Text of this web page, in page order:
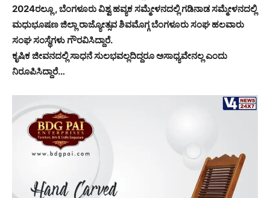
2024ರಲ್ಲೂ , ಬೆಂಗಳೂರು ವಿಶ್ವ ಹವ್ಯಕ ಸಮ್ಮೇಳನದಲ್ಲಿ ಗಡಿನಾಡ ಸಮ್ಮೇಳನದಲ್ಲಿ
ಮಧುಭೂಷಣ ಜಿಲ್ಲಾ ರಾಜ್ಯೋತ್ಸವ ಶಿವಮೊಗ್ಗ ಬೆಂಗಳೂರು ಸಂಘ ಹಲವಾರು
ಸಂಘ ಸಂಸ್ಥೆಗಳು ಗೌರವಿಸಿದ್ದಾರೆ.
ಕೃಷಿಕ ಜೀವನದಲ್ಲಿ ಸಾಧನೆ ಸುಲಭವಲ್ಲದಿದ್ದರೂ ಅಸಾಧ್ಯವೇನಲ್ಲ ಎಂದು
ನಿರೂಪಿಸಿದ್ದಾರೆ…